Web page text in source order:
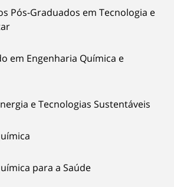
Pós-Graduados em Tecnologia e
em Engenharia Química e
e Tecnologias Sustentáveis
para a Saúde